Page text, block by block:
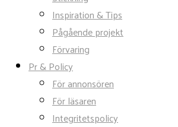
Inspiration & Tips
Pågående projekt
Förvaring
Pr & Policy
För annonsören
För läsaren
Integritetspolicy